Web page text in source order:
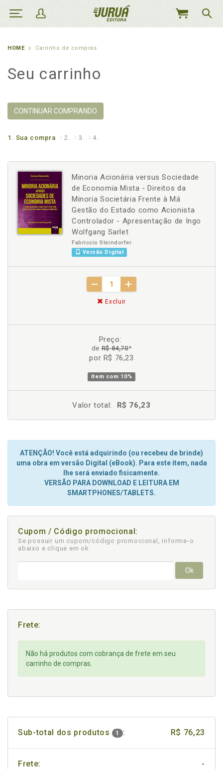
MEU
HOME Carrinho de compras
Seu carrinho
CONTINUAR COMPRANDO
1. Sua compra 2. 3. 4.
Minoria Acionária versus Sociedade
de Economia Mista - Direitos da
Minoria Societária Frente à Má
Gestão do Estado como Acionista
Controlador - Apresentação de Ingo
Wolfgang Sarlet
Fabriccio Steindorfer
Versão Digital
Excluir
Preço:
deR$ 84,70*
por R$ 76,23
item com 10%
Valor total: R$ 76,23
ATENÇÃO! Você está adquirindo (ou recebeu de brinde)
uma obra em versão Digital (eBook). Para este item, nada
lhe será enviado fisicamente.
VERSÃO PARA DOWNLOAD E LEITURA EM
SMARTPHONES/TABLETS.
Cupom / Código promocional:
Se possuir um cupom/código promocional, informe-o
abaixo e clique em ok
Ok
Frete:
Não há produtos com cobrança de frete em seu
carrinho de compras.
Sub-total dos produtos 1 : R$ 76,23
Frete: -